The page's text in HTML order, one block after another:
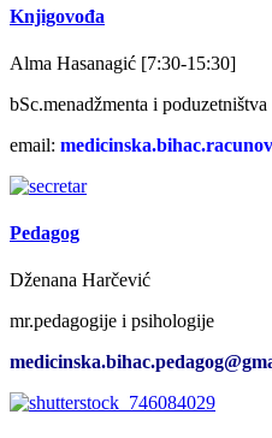
Knjigovođa
Alma Hasanagić [7:30-15:30]
bSc.menadžmenta i poduzetništva
email:
Pedagog
Dženana Harčević
mr.pedagogije i psihologije